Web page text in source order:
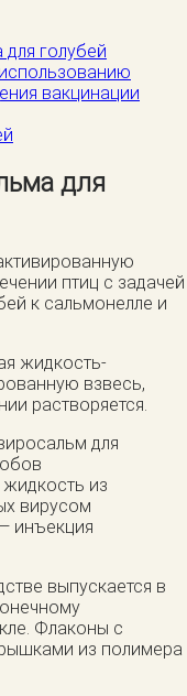
голубей
вакцинации
для
птиц с задачей
к сальмонелле и
жидкость-
взвесь,
растворяется.
для
из
вирусом
инъекция
выпускается в
Флаконы с
из полимера